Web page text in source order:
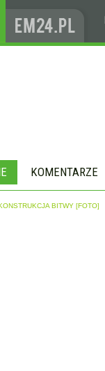
KOMENTARZE
BITWY [FOTO]